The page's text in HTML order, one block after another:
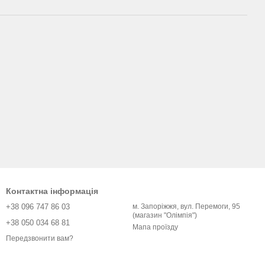
Контактна інформація
+38 096 747 86 03
+38 050 034 68 81
Передзвонити вам?
м. Запоріжжя, вул. Перемоги, 95
(магазин "Олімпія")
Мапа проїзду